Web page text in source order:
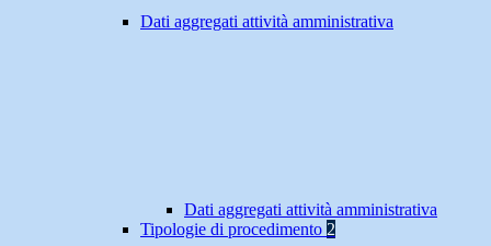
Dati aggregati attività amministrativa
Dati aggregati attività amministrativa
Tipologie di procedimento 2